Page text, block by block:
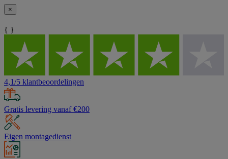
×
{ }
4,1/5 klantbeoordelingen
Gratis levering vanaf €200
Eigen montagedienst